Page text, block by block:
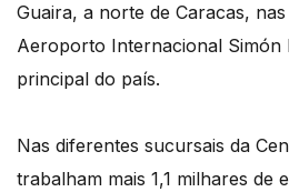
Guaira, a norte de Caracas,
Aeroporto Internacional Simón
principal do país.
Nas diferentes sucursais da
trabalham mais 1,1 milhares de